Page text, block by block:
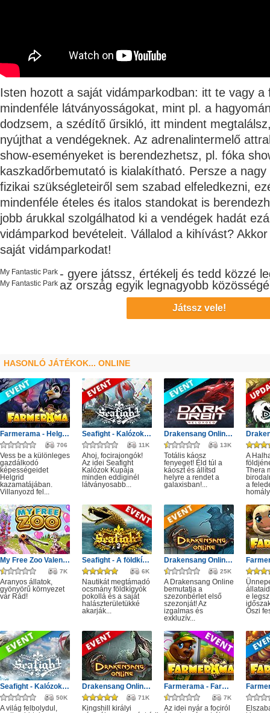
Isten hozott a saját vidámparkodban: itt te vagy a
mindenféle látványosságokat, mint pl. a
dodzsem, a szédítő űrsikló, itt mindent
nyújthat a vendégeknek. Az adrenalintermelő
show-eseményeket is berendezhetsz, pl. fóka
kaszkadőrbemutató is kialakítható. Persze a
fizikai szükségleteiről sem szabad elfeledkezni,
mindenféle ételes és italos standokat is
jobb árukkal szolgálhatod ki a vendégek hadát
vidámparkod bevételeit. Vállalod a kihívást?
saját vidámparkodat!
My Fantastic Park - gyere játssz, értékelj és tedd közzé
az ország egyik legnagyobb
My Fantastic Park
Játssz vele!
HASONLÓ JÁTÉKOK... ONLINE
Farmerama - Helgrid utazása
706
Vess be a különleges
gazdálkodó
képességeidet
Helgrid
kazamatájában.
Villanyozd fel...
Seafight - Kalózok Kupája: Óceán bajnokai
11K
Ahoj, focirajongók!
Az idei Seafight
Kalózok Kupája
minden eddiginél
látványosabb...
Drakensang Online - Protegit zűrzavar
13K
Totális káosz
fenyeget! Éld túl a
káoszt és állítsd
helyre a rendet a
galaxisban!...
A
Thera
a
My Free Zoo Valentin nap
7K
Aranyos állatok,
gyönyörű környezet
vár Rád!
Seafight - A földkígyó éve
6K
Nautikát megtámadó
ocsmány földkígyók
pokollá és a saját
halászterületükké
akarják...
Drakensang Online - Első szezon
25K
A Drakensang Online
bemutatja a
szezonbérlet első
szezonját! Az
izgalmas és
exkluzív...
e
Őszi
Seafight - Kalózok Kupájának hagyatéka
50K
A világ felbolydul,
Drakensang Online - Kingshill férges csatornái
71K
Kingshill királyi
Farmerama - Farmkupa
7K
Az idei nyár a fociról